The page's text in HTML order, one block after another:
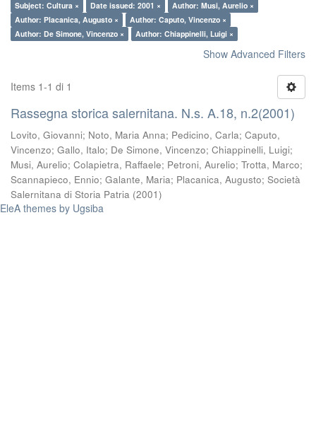
Subject: Cultura ×
Date issued: 2001 ×
Author: Musi, Aurelio ×
Author: Placanica, Augusto ×
Author: Caputo, Vincenzo ×
Author: De Simone, Vincenzo ×
Author: Chiappinelli, Luigi ×
Show Advanced Filters
Items 1-1 di 1
Rassegna storica salernitana. N.s. A.18, n.2(2001)
Lovito, Giovanni; Noto, Maria Anna; Pedicino, Carla; Caputo,
Vincenzo; Gallo, Italo; De Simone, Vincenzo; Chiappinelli, Luigi;
Musi, Aurelio; Colapietra, Raffaele; Petroni, Aurelio; Trotta, Marco;
Scannapieco, Ennio; Galante, Maria; Placanica, Augusto; Società
Salernitana di Storia Patria (2001)
EleA themes by Ugsiba